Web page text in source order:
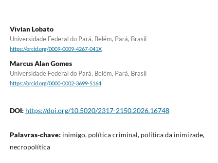
Vívian Lobato
Universidade Federal do Pará, Belém, Pará, Brasil
https://orcid.org/0009-0009-4267-041X
Marcus Alan Gomes
Universidade Federal do Pará, Belém, Pará, Brasil
https://orcid.org/0000-0002-3699-5164
DOI: https://doi.org/10.5020/2317-2150.2026.16748
Palavras-chave: inimigo, política criminal, política da inimizade,
necropolítica